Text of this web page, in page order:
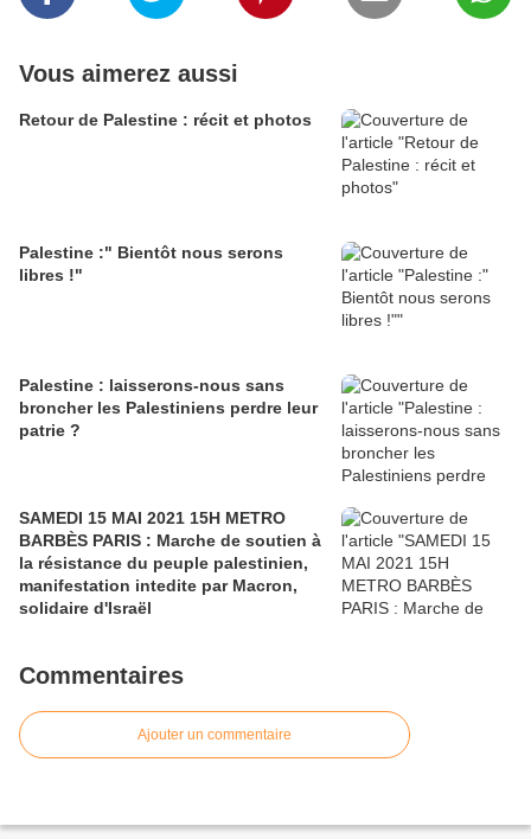
Vous aimerez aussi
Retour de Palestine : récit et photos
Palestine :" Bientôt nous serons
libres !"
Palestine : laisserons-nous sans
broncher les Palestiniens perdre leur
patrie ?
SAMEDI 15 MAI 2021 15H METRO
BARBÈS PARIS : Marche de soutien à
la résistance du peuple palestinien,
manifestation intedite par Macron,
solidaire d'Israël
Commentaires
Ajouter un commentaire